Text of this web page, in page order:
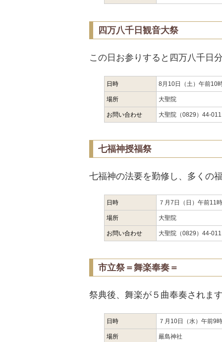
四万八千日観音大祭
この日お参りすると四万八千日
日時 8月10日（土）午前10
場所 大聖院
お問い合わせ 大聖院（0829）44-
七福神授福祭
七福神の法要を勤修し、多くの
日時 ７月7日（日）午前11
場所 大聖院
お問い合わせ 大聖院（0829）44-
市立祭＝舞楽奉奏＝
祭典後、舞楽が５曲奉奏されま
日時 ７月10日（水）午前9
場所 嚴島神社